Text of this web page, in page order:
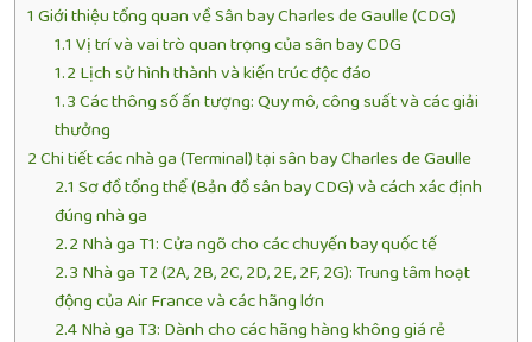
1 Giới thiệu tổng quan về Sân bay Charles de Gaulle (CDG)
1.1 Vị trí và vai trò quan trọng của sân bay CDG
1.2 Lịch sử hình thành và kiến trúc độc đáo
1.3Các thông số ấn tượng: Quy mô, công suất và các giải
thưởng
2Chi tiết các nhà ga (Terminal) tại sân bay Charles de Gaulle
2.1 Sơ đồ tổng thể (Bản đồ sân bay CDG) và cách xác định
đúng nhà ga
2.2 Nhà ga T1: Cửa ngõ cho các chuyến bay quốc tế
2.3 Nhà ga T2 (2A, 2B, 2C, 2D, 2E, 2F, 2G): Trung tâm hoạt
động của Air France và các hãng lớn
2.4Nhà ga T3: Dành cho các hãng hàng không giá rẻ